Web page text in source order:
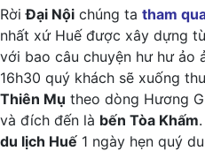
RờiĐại Nội chúng ta tham
nhất xứ Huế được xây dựng
với bao câu chuyện hư hư ảo
16h30 quý khách sẽ xuống
Thiên Mụ theo dòng Hương
và đích đến là bến Tòa Khấm
du lịch Huế 1 ngày hẹn quý